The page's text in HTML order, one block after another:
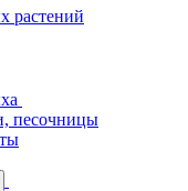
растений
песочницы